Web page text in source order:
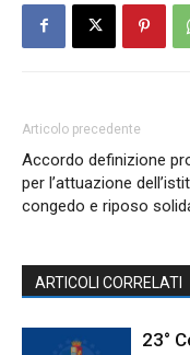
Articolo precedente
Accordo definizione
per l’attuazione
congedo e riposo
ARTICOLI CORRELATI
23°